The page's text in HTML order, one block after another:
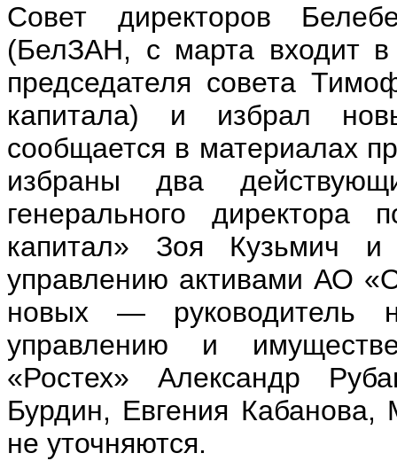
Совет директоров
(БелЗАН, с марта входит в
председателя совета
капитала) и избрал
сообщается в материалах
избраны два
генерального
капитал» Зоя Кузьмич и
управлению активами АО
новых — руководитель
управлению и
«Ростех» Александр
Бурдин, Евгения
не уточняются.